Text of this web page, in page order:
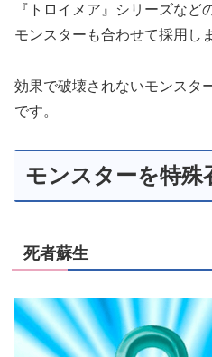
『トロイメア』シリーズなど
モンスターも合わせて採用し
効果で破壊されないモンスタ
です。
モンスターを特殊
死者蘇生